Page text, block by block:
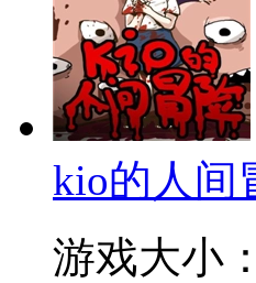
kio的人间
游戏大小